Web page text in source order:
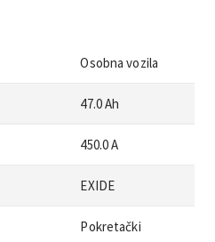
Osobna vozila
47.0 Ah
450.0 A
EXIDE
Pokretački